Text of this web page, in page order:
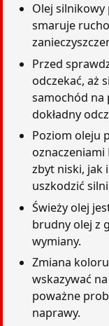
Olej silnikowy
smaruje
Przed
odczekać, aż
samochód na
dokładny
Poziom oleju
oznaczeniami
zbyt niski, jak
uszkodzić
Świeży olej
brudny olej z
wymiany.
Zmiana
wskazywać
poważne
naprawy.